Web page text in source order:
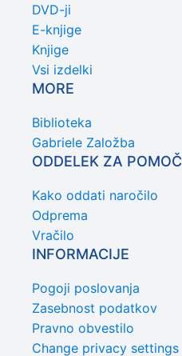
DVD-ji
E-knjige
Knjige
Vsi izdelki
MORE
Biblioteka
Gabriele Založba
ODDELEK ZA POMOČ
Kako oddati naročilo
Odprema
Vračilo
INFORMACIJE
Pogoji poslovanja
Zasebnost podatkov
Pravno obvestilo
Change privacy settings